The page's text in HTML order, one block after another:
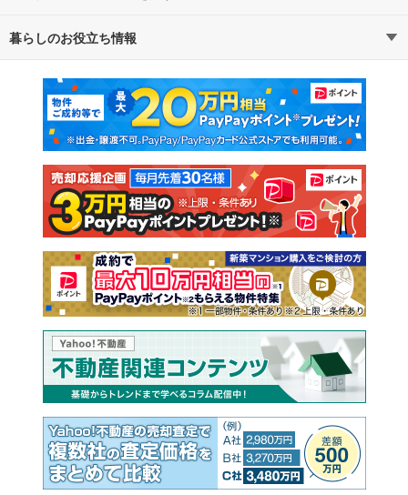
不動産・住宅
新築マンション 中古マンション
新築一戸建て 中古一戸建て
注文住宅 土地
売却査定
暮らしのお役立ち情報
マンションカタログ 教えて！住まいの先生